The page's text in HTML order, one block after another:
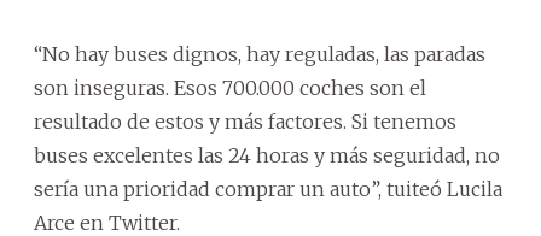
“No hay buses dignos, hay reguladas, las paradas
son inseguras. Esos 700.000 coches son el
resultado de estos y más factores. Si tenemos
buses excelentes las 24 horas y más seguridad, no
sería una prioridad comprar un auto”, tuiteó Lucila
Arce en Twitter.